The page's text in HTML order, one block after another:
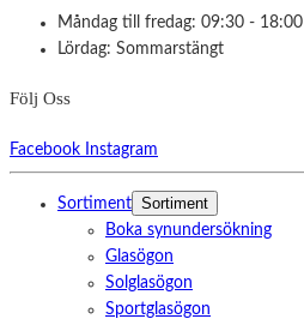
Måndag till fredag: 09:30 - 18:00
Lördag: Sommarstängt
Följ Oss
Facebook Instagram
Sortiment Sortiment
Boka synundersökning
Glasögon
Solglasögon
Sportglasögon